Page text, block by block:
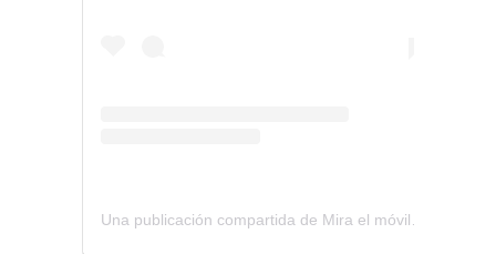
Una publicación compartida de Mira el móvil (@miraelmovil)